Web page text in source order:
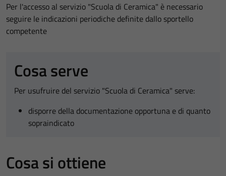
Per l'accesso al servizio "Scuola di Ceramica" è necessario
seguire le indicazioni periodiche definite dallo sportello
competente
Cosa serve
Per usufruire del servizio "Scuola di Ceramica" serve:
disporre della documentazione opportuna e di quanto
sopraindicato
Cosa si ottiene